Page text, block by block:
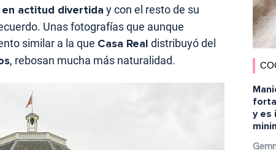
actitud divertida y con el resto de su
Unas fotografías que aunque
similar a la que Casa Real distribuyó del
, rebosan mucha más naturalidad.
y es